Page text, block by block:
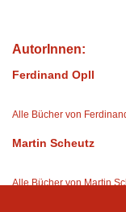
AutorInnen:
Ferdinand Opll
Alle Bücher von
Martin Scheutz
Alle Bücher von Martin